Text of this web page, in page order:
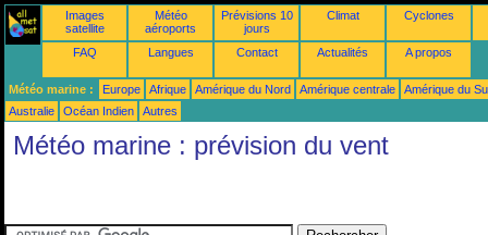
Images
satellite
Météo
aéroports
Prévisions 10
jours
Climat Cyclones
FAQ Langues Contact Actualités A propos
Météo marine : Europe Afrique Amérique du Nord Amérique centrale
Amérique du
Australie
Océan Indien Autres
Météo marine : prévision du vent